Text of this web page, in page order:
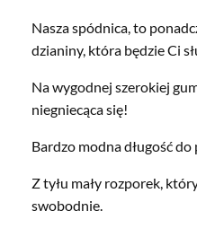
Nasza spódnica, to
dzianiny, która będzie Ci
Na wygodnej szerokiej
niegniecąca się!
Bardzo modna długość do
Z tyłu mały rozporek,
swobodnie.